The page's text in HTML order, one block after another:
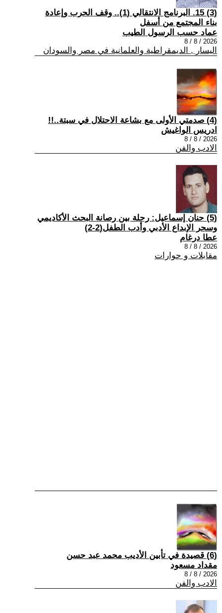
(3) 15. البرنامج الانتقالي (1).. وقف الحرب وإعادة
بناء المجتمع من أسفل
عماد حسب الرسول الطيب
2026 / 8 / 8
اليسار , الديمقراطية والعلمانية في مصر والسودان
(4) صدمتي الأولى مع بشاعة الاحتلال في سبتة..!!
ادريس الواغيش
2026 / 8 / 8
الادب والفن
(5) حنان إسماعيل: رحلة بين رصانة البحث الأكاديمي
وسحر الإبداع الأدبي وأدب الطفل(2-2)
عطا درغام
2026 / 8 / 8
مقابلات و حوارات
(6) قصيدة في تأبين الأديب محمد عبد حسن
مقداد مسعود
2026 / 8 / 8
الادب والفن